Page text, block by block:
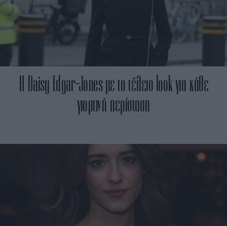
Η Daisy Edgar-Jones με το τέλειο look για κάθε
γιορτινή περίσταση